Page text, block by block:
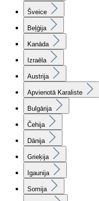
Šveice
Beļģija
Kanāda
Izraēla
Austrija
Apvienotā Karaliste
Bulgārija
Čehija
Dānija
Grieķija
Igaunija
Somija